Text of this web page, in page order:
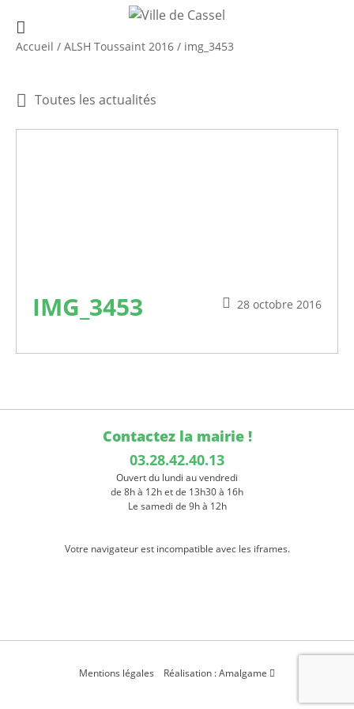
Accueil / ALSH Toussaint 2016 / img_3453
Toutes les actualités
28 octobre 2016
IMG_3453
Contactez la mairie !
03.28.42.40.13
Ouvert du lundi au vendredi
de 8h à 12h et de 13h30 à 16h
Le samedi de 9h à 12h
Votre navigateur est incompatible avec les iframes.
Mentions légales Réalisation : Amalgame